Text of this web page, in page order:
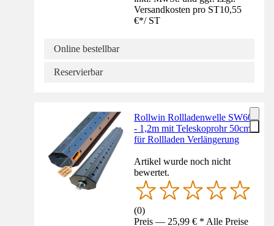
Versandkosten pro ST10,55
€*/ ST
Online bestellbar
Reservierbar
Rollwin Rollladenwelle SW60
- 1,2m mit Teleskoprohr 50cm
für Rollladen Verlängerung
Artikel wurde noch nicht
bewertet.
(0)
Preis — 25,99 € * Alle Preise